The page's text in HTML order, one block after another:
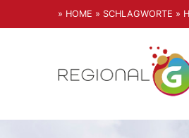
» HOME » SCHLAGWORTE »